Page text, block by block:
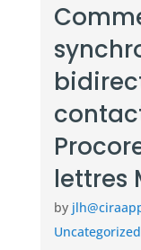
lettres
by
Uncategorized